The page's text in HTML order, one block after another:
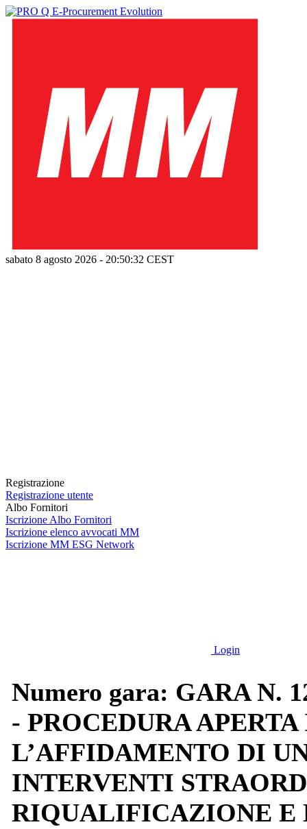
sabato 8 agosto 2026 - 20:50:33 CEST
Registrazione
Registrazione utente
Albo Fornitori
Iscrizione Albo Fornitori
Iscrizione elenco avvocati MM
Iscrizione MM ESG Network
Login
Numero gara: GARA N.
- PROCEDURA
L’AFFIDAMENTO DI
INTERVENTI
RIQUALIFICAZIONE E